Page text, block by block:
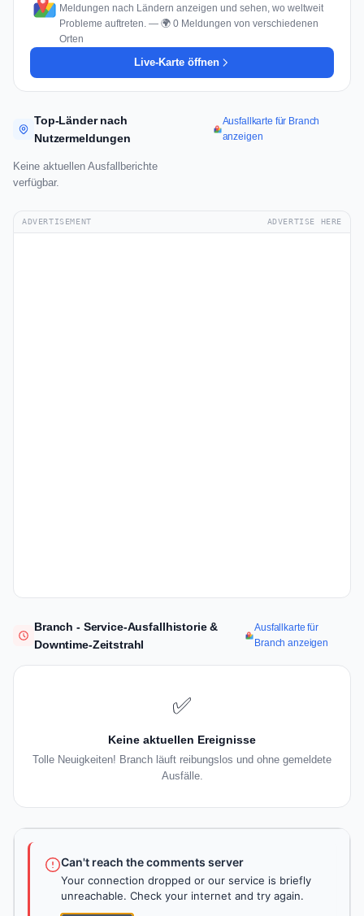
Meldungen nach Ländern anzeigen und sehen, wo weltweit
Probleme auftreten. — 🌍 0 Meldungen von verschiedenen
Orten
Live-Karte öffnen
Top-Länder nach
Nutzermeldungen
Ausfallkarte für Branch
anzeigen
Keine aktuellen Ausfallberichte
verfügbar.
ADVERTISEMENT ADVERTISE HERE
Branch - Service-Ausfallhistorie &
Downtime-Zeitstrahl
Ausfallkarte für
Branch anzeigen
✅
Keine aktuellen Ereignisse
Tolle Neuigkeiten! Branch läuft reibungslos und ohne gemeldete
Ausfälle.
Can't reach the comments server
Your connection dropped or our service is briefly
unreachable. Check your internet and try again.